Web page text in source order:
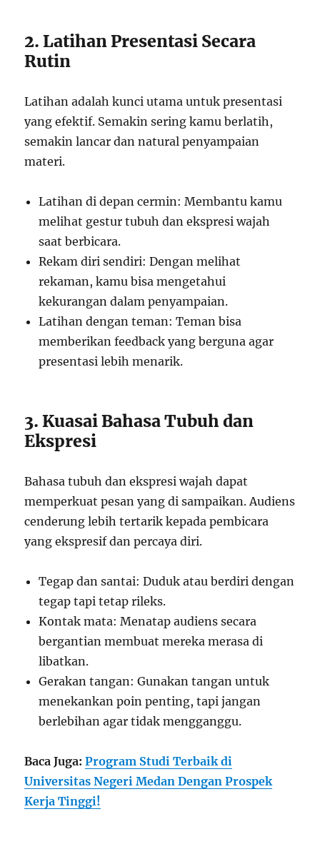
2. Latihan Presentasi Secara
Rutin
Latihan adalah kunci utama untuk presentasi
yang efektif. Semakin sering kamu berlatih,
semakin lancar dan natural penyampaian
materi.
Latihan di depan cermin: Membantu kamu
melihat gestur tubuh dan ekspresi wajah
saat berbicara.
Rekam diri sendiri: Dengan melihat
rekaman, kamu bisa mengetahui
kekurangan dalam penyampaian.
Latihan dengan teman: Teman bisa
memberikan feedback yang berguna agar
presentasi lebih menarik.
3. Kuasai Bahasa Tubuh dan
Ekspresi
Bahasa tubuh dan ekspresi wajah dapat
memperkuat pesan yang di sampaikan. Audiens
cenderung lebih tertarik kepada pembicara
yang ekspresif dan percaya diri.
Tegap dan santai: Duduk atau berdiri dengan
tegap tapi tetap rileks.
Kontak mata: Menatap audiens secara
bergantian membuat mereka merasa di
libatkan.
Gerakan tangan: Gunakan tangan untuk
menekankan poin penting, tapi jangan
berlebihan agar tidak mengganggu.
Baca Juga:Program Studi Terbaik di
Universitas Negeri Medan Dengan Prospek
Kerja Tinggi!